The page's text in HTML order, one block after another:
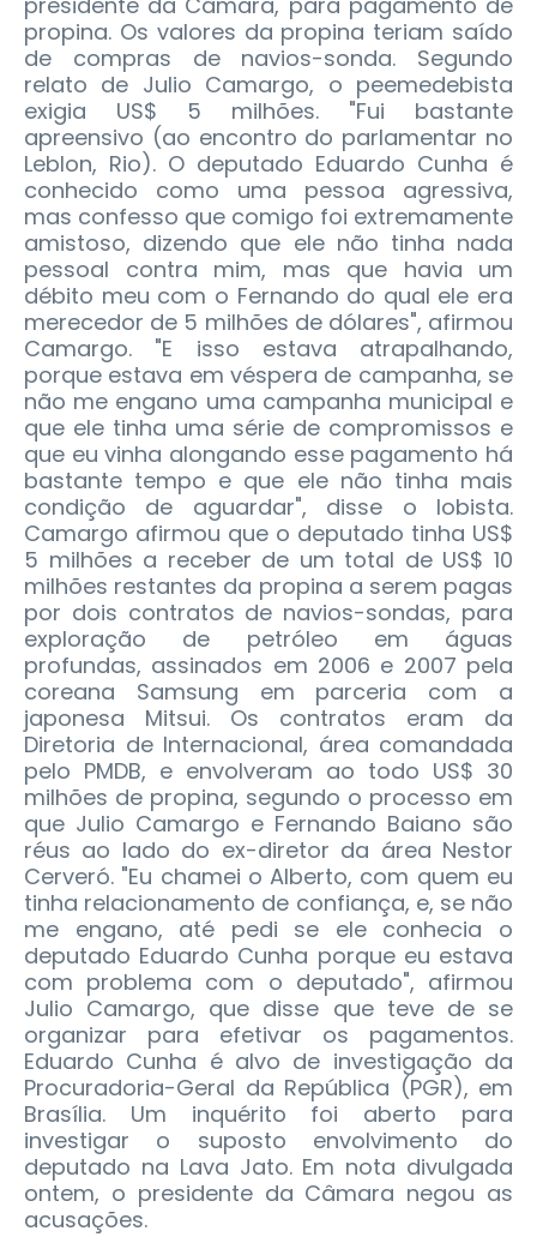
propina. Os valores da propina teriam saído
de compras de navios-sonda. Segundo
relato de Julio Camargo, o peemedebista
exigia US$ 5 milhões. "Fui bastante
apreensivo (ao encontro do parlamentar no
Leblon, Rio). O deputado Eduardo Cunha é
conhecido como uma pessoa agressiva,
mas confesso que comigo foi extremamente
amistoso, dizendo que ele não tinha nada
pessoal contra mim, mas que havia um
débito meu com o Fernando do qual ele era
merecedor de 5 milhões de dólares", afirmou
Camargo. "E isso estava atrapalhando,
porque estava em véspera de campanha, se
não me engano uma campanha municipal e
que ele tinha uma série de compromissos e
que eu vinha alongando esse pagamento há
bastante tempo e que ele não tinha mais
condição de aguardar", disse o lobista.
Camargo afirmou que o deputado tinha US$
5 milhões a receber de um total de US$ 10
milhões restantes da propina a serem pagas
por dois contratos de navios-sondas, para
exploração de petróleo em águas
profundas, assinados em 2006 e 2007 pela
coreana Samsung em parceria com a
japonesa Mitsui. Os contratos eram da
Diretoria de Internacional, área comandada
pelo PMDB, e envolveram ao todo US$ 30
milhões de propina, segundo o processo em
que Julio Camargo e Fernando Baiano são
réus ao lado do ex-diretor da área Nestor
Cerveró. "Eu chamei o Alberto, com quem eu
tinha relacionamento de confiança, e, se não
me engano, até pedi se ele conhecia o
deputado Eduardo Cunha porque eu estava
com problema com o deputado", afirmou
Julio Camargo, que disse que teve de se
organizar para efetivar os pagamentos.
Eduardo Cunha é alvo de investigação da
Procuradoria-Geral da República (PGR), em
Brasília. Um inquérito foi aberto para
investigar o suposto envolvimento do
deputado na Lava Jato. Em nota divulgada
ontem, o presidente da Câmara negou as
acusações.